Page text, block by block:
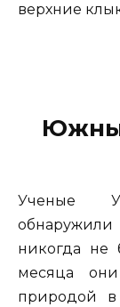
верхние
Ученые
никогда не
месяца
природой в